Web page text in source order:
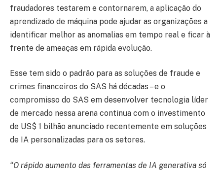
fraudadores testarem e contornarem, a aplicação do
aprendizado de máquina pode ajudar as organizações a
identificar melhor as anomalias em tempo real e ficar à
frente de ameaças em rápida evolução.
Esse tem sido o padrão para as soluções de fraude e
crimes financeiros do SAS há décadas – e o
compromisso do SAS em desenvolver tecnologia líder
de mercado nessa arena continua com o investimento
de US$ 1 bilhão anunciado recentemente em soluções
de IA personalizadas para os setores.
“O rápido aumento das ferramentas de IA generativa só